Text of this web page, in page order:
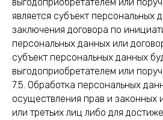
является субъект персональных
заключения договора по
персональных данных или
субъект персональных данных
выгодоприобретателем или
7.5. Обработка персональных
осуществления прав и законных
или третьих лиц либо для